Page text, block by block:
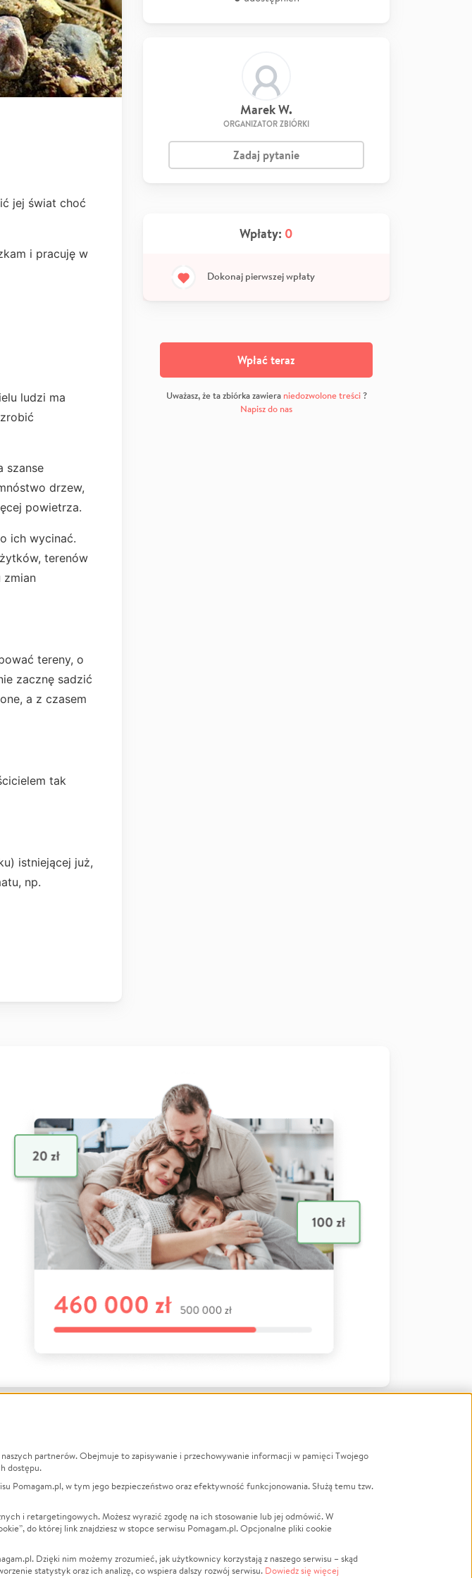
jej świat choć
i pracuję w
ludzi ma
szanse
drzew,
powietrza.
ich wycinać.
terenów
zmian
tereny, o
zacznę sadzić
a z czasem
tak
istniejącej już,
np.
Marek W.
ORGANIZATOR ZBIÓRKI
Zadaj pytanie
Wpłaty: 0
Dokonaj pierwszej wpłaty
Wpłać teraz
Uważasz, że ta zbiórka zawiera niedozwolone treści?
Napisz do nas
Zbieraj na
Leczenie
Zwierzęta
Pożar
Sport
LGBTQ+
Powódź
Wichura
Religia
partnerów. Obejmuje to zapisywanie i przechowywanie informacji w pamięci Twojego
dostępu.
Pomagam.pl, w tym jego bezpieczeństwo oraz efektywność funkcjonowania. Służą temu tzw.
i retargetingowych. Możesz wyrazić zgodę na ich stosowanie lub jej odmówić. W
do której link znajdziesz w stopce serwisu Pomagam.pl. Opcjonalne pliki cookie
Dzięki nim możemy zrozumieć, jak użytkownicy korzystają z naszego serwisu – skąd
statystyk oraz ich analizę, co wspiera dalszy rozwój serwisu. Dowiedz się więcej